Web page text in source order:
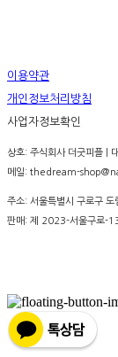
이용약관
개인정보처리방침
사업자정보확인
상호: 주식회사 더굿피플 |
메일: thedream-
주소: 서울특별시 구로구
판매: 제 2023-서울구로-